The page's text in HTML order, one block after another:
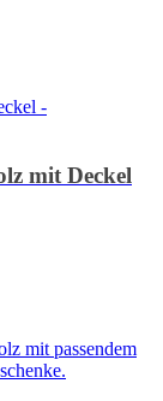
mit Deckel
mit passendem